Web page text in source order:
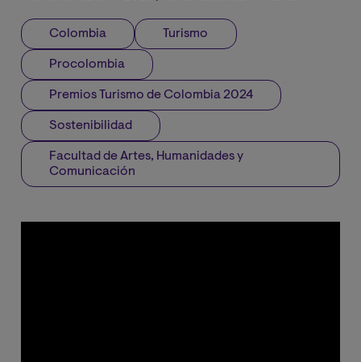
Colombia Turismo
Procolombia
Premios Turismo de Colombia 2024
Sostenibilidad
Facultad de Artes, Humanidades y
Comunicación